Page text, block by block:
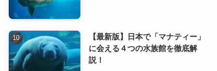
【最新版】日本で「マナティー」
に会える４つの水族館を徹底解
説！